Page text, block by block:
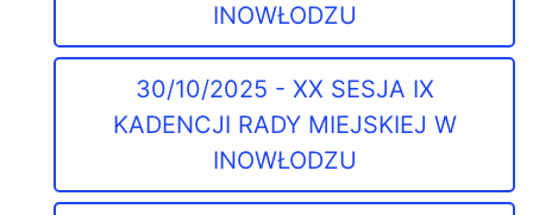
INOWŁODZU
30/10/2025 - XX SESJA IX
KADENCJI RADY MIEJSKIEJ W
INOWŁODZU